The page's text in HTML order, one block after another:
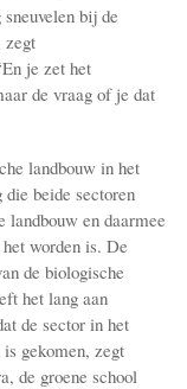
bij de
zegt
je zet het
de vraag of je dat
landbouw in het
beide sectoren
landbouw en daarmee
worden is. De
de biologische
het lang aan
de sector in het
gekomen, zegt
de groene school